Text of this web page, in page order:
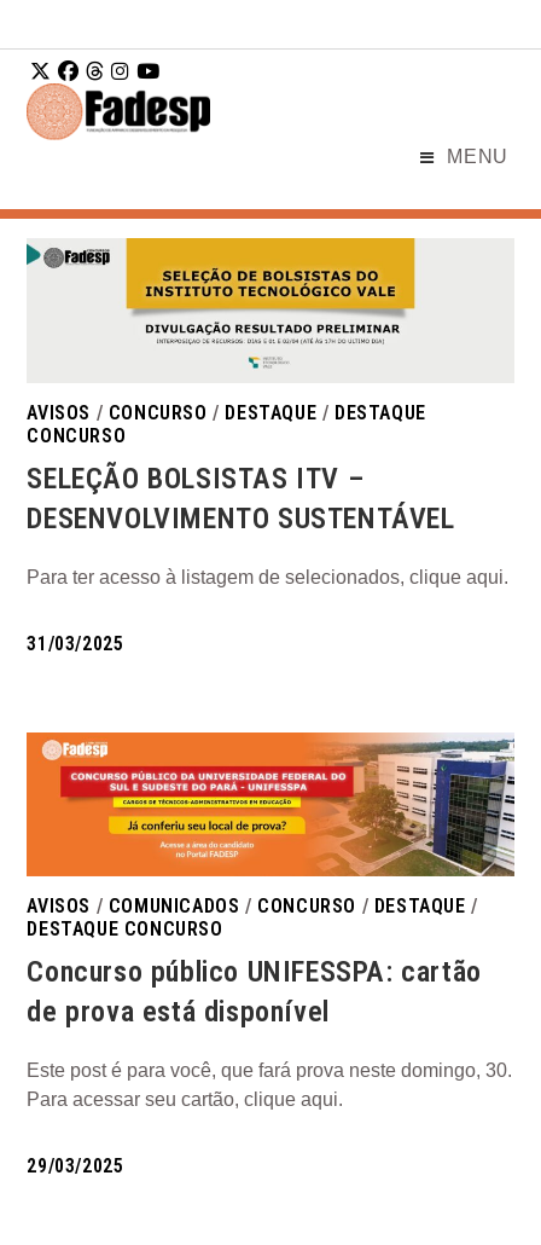
conteúdo
MENU
AVISOS / CONCURSO / DESTAQUE / DESTAQUE
CONCURSO
SELEÇÃO BOLSISTAS ITV –
DESENVOLVIMENTO SUSTENTÁVEL
Para ter acesso à listagem de selecionados, clique aqui.
31/03/2025
AVISOS / COMUNICADOS / CONCURSO / DESTAQUE /
DESTAQUE CONCURSO
Concurso público UNIFESSPA: cartão
de prova está disponível
Este post é para você, que fará prova neste domingo, 30.
Para acessar seu cartão, clique aqui.
29/03/2025